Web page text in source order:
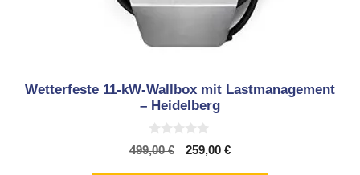
Wetterfeste 11-kW-Wallbox mit Lastmanagement
– Heidelberg
0
v
499,00€
Ursprünglicher
259,00 €Aktueller